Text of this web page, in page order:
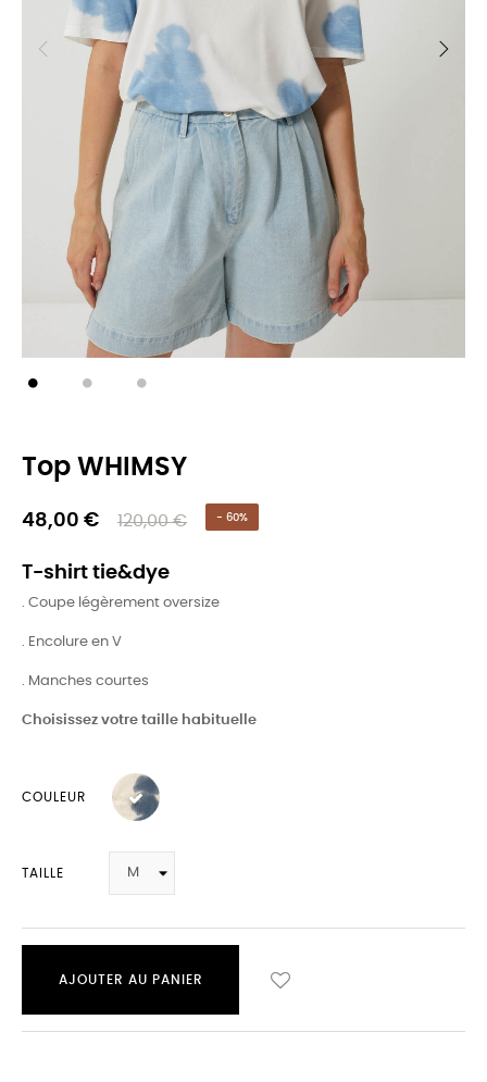
Top WHIMSY
48,00 € 120,00 € - 60%
T-shirt tie&dye
. Coupe légèrement oversize
. Encolure en V
. Manches courtes
Choisissez votre taille habituelle
COULEUR
TAILLE
AJOUTER AU PANIER